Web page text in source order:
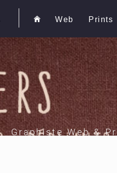
Web Prints
Graphiste Web &